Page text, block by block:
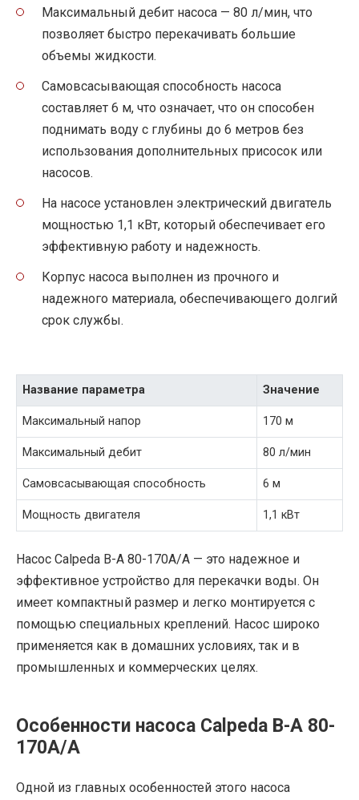
Максимальный дебит насоса — 80 л/мин, что
позволяет быстро перекачивать большие
объемы жидкости.
Самовсасывающая способность насоса
составляет 6 м, что означает, что он способен
поднимать воду с глубины до 6 метров без
использования дополнительных присосок или
насосов.
На насосе установлен электрический двигатель
мощностью 1,1 кВт, который обеспечивает его
эффективную работу и надежность.
Корпус насоса выполнен из прочного и
надежного материала, обеспечивающего долгий
срок службы.
Название параметра Значение
Максимальный напор 170 м
Максимальный дебит 80 л/мин
Самовсасывающая способность 6 м
Мощность двигателя 1,1 кВт
Насос Calpeda B-A 80-170A/A — это надежное и
эффективное устройство для перекачки воды. Он
имеет компактный размер и легко монтируется с
помощью специальных креплений. Насос широко
применяется как в домашних условиях, так и в
промышленных и коммерческих целях.
Особенности насоса Calpeda B-A 80-
170A/A
Одной из главных особенностей этого насоса